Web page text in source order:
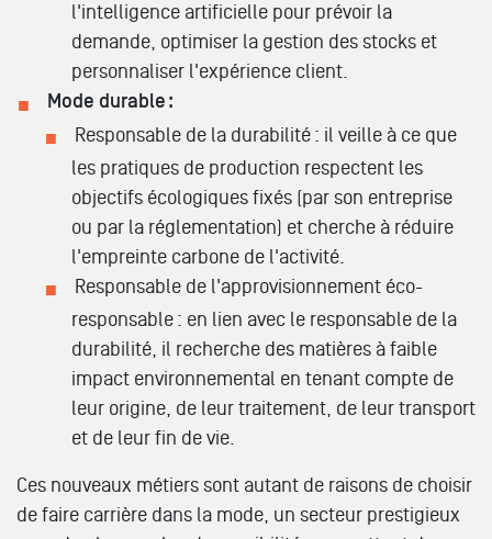
l'intelligence artificielle pour prévoir la
demande, optimiser la gestion des stocks et
personnaliser l'expérience client.
Mode durable :
Responsable de la durabilité : il veille à ce que
les pratiques de production respectent les
objectifs écologiques fixés (par son entreprise
ou par la réglementation) et cherche à réduire
l'empreinte carbone de l'activité.
Responsable de l'approvisionnement éco-
responsable : en lien avec le responsable de la
durabilité, il recherche des matières à faible
impact environnemental en tenant compte de
leur origine, de leur traitement, de leur transport
et de leur fin de vie.
Ces nouveaux métiers sont autant de raisons de choisir
de faire carrière dans la mode, un secteur prestigieux